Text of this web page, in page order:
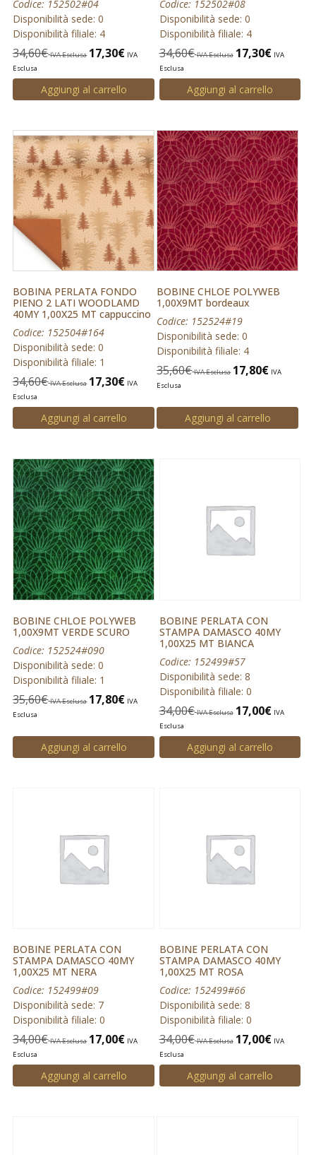
Codice: 152502#04
Disponibilità sede: 0
Disponibilità filiale: 4
34,60€ IVA Esclusa 17,30€ IVA
Esclusa
Aggiungi al carrello
Codice: 152502#08
Disponibilità sede: 0
Disponibilità filiale: 4
34,60€ IVA Esclusa 17,30€ IVA
Esclusa
Aggiungi al carrello
BOBINA PERLATA FONDO
PIENO 2 LATI WOODLAMD
40MY 1,00X25 MT cappuccino
Codice: 152504#164
Disponibilità sede: 0
Disponibilità filiale: 1
34,60€ IVA Esclusa 17,30€ IVA
Esclusa
Aggiungi al carrello
BOBINE CHLOE POLYWEB
1,00X9MT bordeaux
Codice: 152524#19
Disponibilità sede: 0
Disponibilità filiale: 4
35,60€ IVA Esclusa 17,80€ IVA
Esclusa
Aggiungi al carrello
BOBINE CHLOE POLYWEB
1,00X9MT VERDE SCURO
Codice: 152524#090
Disponibilità sede: 0
Disponibilità filiale: 1
35,60€ IVA Esclusa 17,80€ IVA
Esclusa
Aggiungi al carrello
BOBINE PERLATA CON
STAMPA DAMASCO 40MY
1,00X25 MT BIANCA
Codice: 152499#57
Disponibilità sede: 8
Disponibilità filiale: 0
34,00€ IVA Esclusa 17,00€ IVA
Esclusa
Aggiungi al carrello
BOBINE PERLATA CON
STAMPA DAMASCO 40MY
1,00X25 MT NERA
Codice: 152499#09
Disponibilità sede: 7
Disponibilità filiale: 0
34,00€ IVA Esclusa 17,00€ IVA
Esclusa
Aggiungi al carrello
BOBINE PERLATA CON
STAMPA DAMASCO 40MY
1,00X25 MT ROSA
Codice: 152499#66
Disponibilità sede: 8
Disponibilità filiale: 0
34,00€ IVA Esclusa 17,00€ IVA
Esclusa
Aggiungi al carrello